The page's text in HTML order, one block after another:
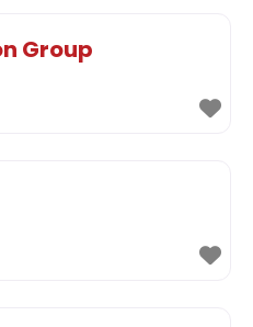
Group